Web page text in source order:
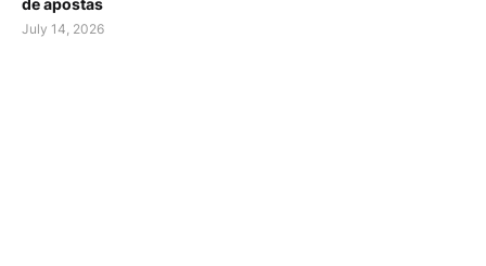
de apostas
July 14, 2026